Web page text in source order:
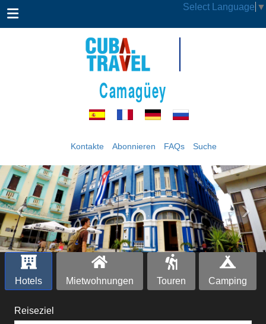
Select Language ▼
Camagüey
Kontakte Abonnieren FAQs Suche
‹ ›
Hotels Mietwohnungen Touren Camping
Reiseziel